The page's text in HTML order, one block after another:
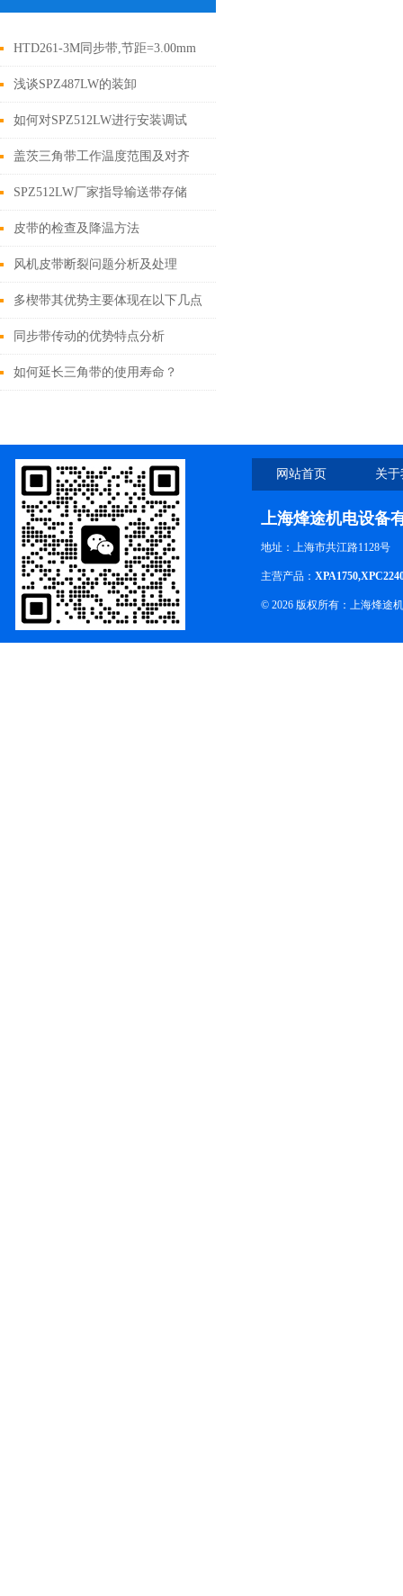
HTD261-3M同步带,节距=3.00mm
橡胶同步带
浅谈SPZ487LW的装卸
如何对SPZ512LW进行安装调试
盖茨三角带工作温度范围及对齐
SPZ512LW厂家指导输送带存储
皮带的检查及降温方法
风机皮带断裂问题分析及处理
多楔带其优势主要体现在以下几点
同步带传动的优势特点分析
如何延长三角带的使用寿命？
网站首页 关
上海烽途机电设备
地址：上海市共江路1128号
主营产品：
© 2026 版权所有：上海烽途